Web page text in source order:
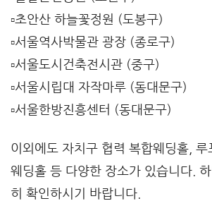
▫️초안산 하늘꽃정원 (도봉구)
▫️서울역사박물관 광장 (종로구)
▫️서울도시건축전시관 (중구)
▫️서울시립대 자작마루 (동대문구)
▫️서울한방진흥센터 (동대문구)
이외에도 자치구 협력 복합웨딩홀,
웨딩홀 등 다양한 장소가 있습니다.
히 확인하시기 바랍니다.